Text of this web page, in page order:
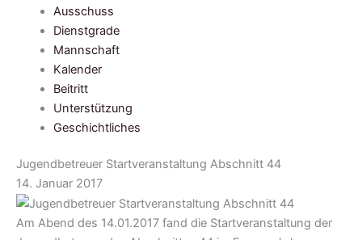
Ausschuss
Dienstgrade
Mannschaft
Kalender
Beitritt
Unterstützung
Geschichtliches
Jugendbetreuer Startveranstaltung Abschnitt 44
14. Januar 2017
Am Abend des 14.01.2017 fand die Startveranstaltung der